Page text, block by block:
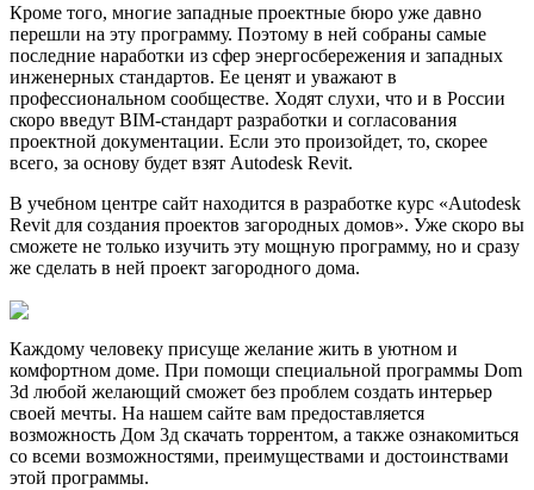
Кроме того, многие западные проектные бюро уже давно
перешли на эту программу. Поэтому в ней собраны самые
последние наработки из сфер энергосбережения и западных
инженерных стандартов. Ее ценят и уважают в
профессиональном сообществе. Ходят слухи, что и в России
скоро введут BIM-стандарт разработки и согласования
проектной документации. Если это произойдет, то, скорее
всего, за основу будет взят Autodesk Revit.
В учебном центре сайт находится в разработке курс «Autodesk
Revit для создания проектов загородных домов». Уже скоро вы
сможете не только изучить эту мощную программу, но и сразу
же сделать в ней проект загородного дома.
Каждому человеку присуще желание жить в уютном и
комфортном доме. При помощи специальной программы Dom
3d любой желающий сможет без проблем создать интерьер
своей мечты. На нашем сайте вам предоставляется
возможность Дом 3д скачать торрентом, а также ознакомиться
со всеми возможностями, преимуществами и достоинствами
этой программы.